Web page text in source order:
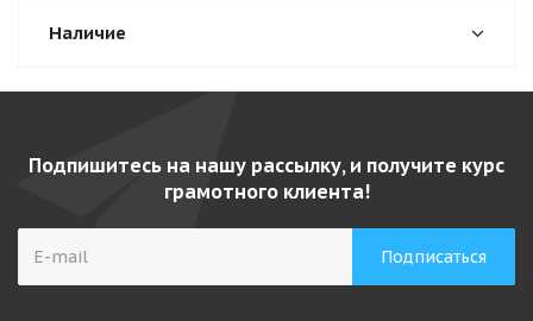
Наличие
Подпишитесь на нашу рассылку, и получите курс
грамотного клиента!